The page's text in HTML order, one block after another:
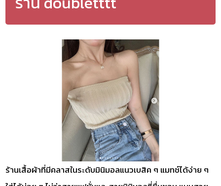
ร้านเสื้อผ้าที่มีคลาสในระดับมินิมอลแนวเบสิค ๆ แมทช์ได้ง่าย ๆ